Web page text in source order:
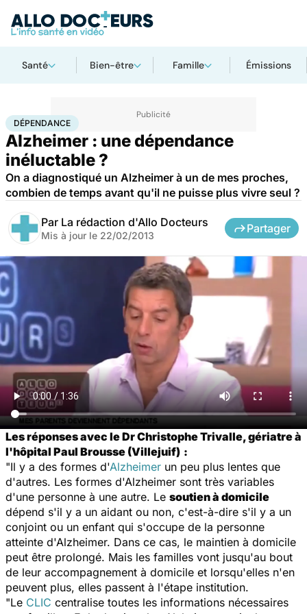
Santé Bien-être Famille Émissions
AccueilSantéMaladies Dépendance
DÉPENDANCE
Alzheimer : une dépendance
inéluctable ?
On a diagnostiqué un Alzheimer à un de mes proches,
combien de temps avant qu'il ne puisse plus vivre seul ?
Par La rédaction d'Allo Docteurs
Mis à jour le 22/02/2013
Partager
Les réponses avec le Dr Christophe Trivalle, gériatre à
l'hôpital Paul Brousse (Villejuif) :
"Il y a des formes d'Alzheimer un peu plus lentes que
d'autres. Les formes d'Alzheimer sont très variables
d'une personne à une autre. Le soutien à domicile
dépend s'il y a un aidant ou non, c'est-à-dire s'il y a un
conjoint ou un enfant qui s'occupe de la personne
atteinte d'Alzheimer. Dans ce cas, le maintien à domicile
peut être prolongé. Mais les familles vont jusqu'au bout
de leur accompagnement à domicile et lorsqu'elles n'en
peuvent plus, elles passent à l'étape institution.
"Le CLIC centralise toutes les informations nécessaires